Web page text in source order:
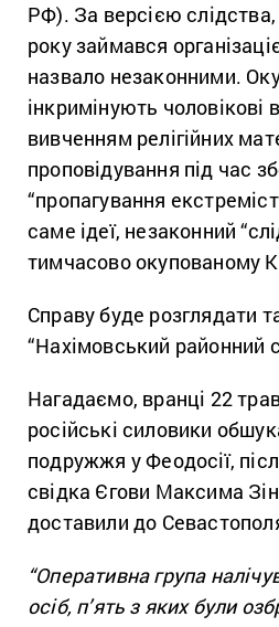
РФ). За версією
року займався
назвало незаконними.
інкримінують чоловікові
вивченням релігійних
проповідування під час
“пропагування
саме ідеї, незаконний
тимчасово окупованому
Справу буде розглядати
“Нахімовський районний
Нагадаємо, вранці 22
російські силовики
подружжя у Феодосії,
свідка Єгови Максима
доставили до
“Оперативна група
осіб, п’ять з яких були